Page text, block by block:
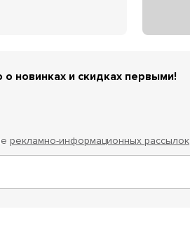
новинках и скидках первыми!
рекламно-информационных рассылок